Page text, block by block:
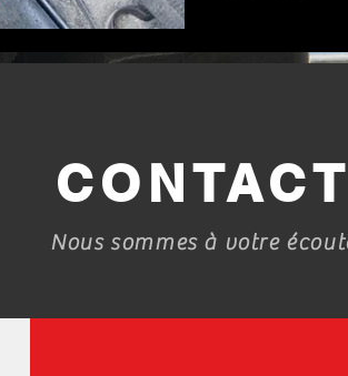
CONTACT
Nous sommes à votre